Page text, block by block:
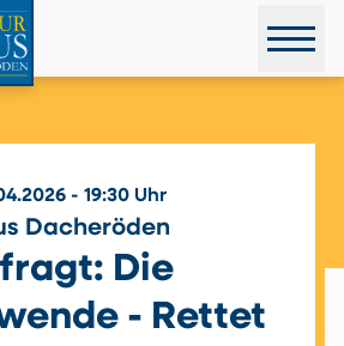
- 19:30 Uhr
Dacheröden
Die
- Rettet